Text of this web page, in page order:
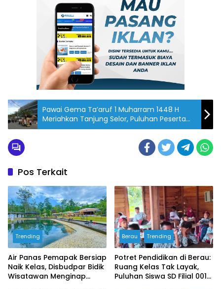
Pawai Gema Ta’aruf 1 Muharram 1448 H
Meriahkan Tanjung Selor, Puluhan Peserta
dan UMKM Turut Ambil Bagian
Pos Terkait
Trending
Air Panas Pemapak Bersiap
Naik Kelas, Disbudpar Bidik
Wisatawan Menginap
Berau Trending
Potret Pendidikan di Berau:
Ruang Kelas Tak Layak,
Puluhan Siswa SD Filial 001